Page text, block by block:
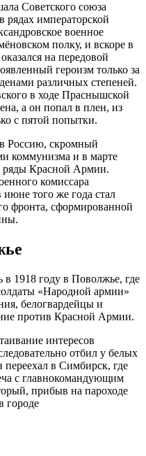
Советского союза
рядах императорской
военное
полку, и вскоре в
на передовой
героизм только за
различных степеней.
в ходе Праснышской
а он попал в плен, из
с пятой попытки.
Россию, скромный
коммунизма и в марте
ряды Красной Армии.
комиссара
того же года стал
фронта, сформированной
1918 году в Поволжье, где
«Народной армии»
белогвардейцы и
против Красной Армии.
интересов
отбил у белых
переехал в Симбирск, где
с главнокомандующим
прибыв на пароходе
городе